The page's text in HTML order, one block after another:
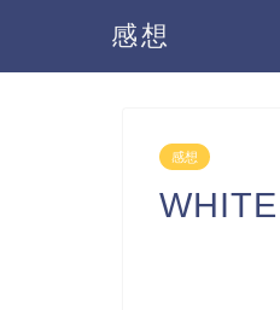
感想
感想